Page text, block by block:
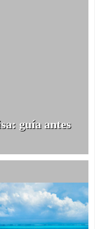
guía antes